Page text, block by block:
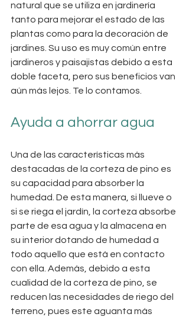
natural que se utiliza en jardinería
tanto para mejorar el estado de las
plantas como para la decoración de
jardines. Su uso es muy común entre
jardineros y paisajistas debido a esta
doble faceta, pero sus beneficios van
aún más lejos. Te lo contamos.
Ayuda a ahorrar agua
Una de las características más
destacadas de la corteza de pino es
su capacidad para absorber la
humedad. De esta manera, si llueve o
si se riega el jardín, la corteza absorbe
parte de esa agua y la almacena en
su interior dotando de humedad a
todo aquello que está en contacto
con ella. Además, debido a esta
cualidad de la corteza de pino, se
reducen las necesidades de riego del
terreno, pues este aguanta más